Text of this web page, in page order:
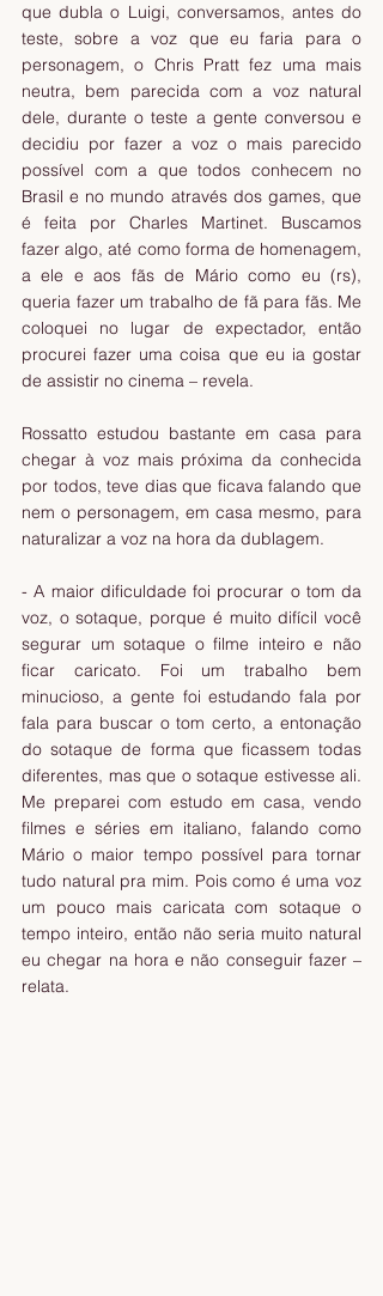
que dubla o Luigi, conversamos, antes do
teste, sobre a voz que eu faria para o
personagem, o Chris Pratt fez uma mais
neutra, bem parecida com a voz natural
dele, durante o teste a gente conversou e
decidiu por fazer a voz o mais parecido
possível com a que todos conhecem no
Brasil e no mundo através dos games, que
é feita por Charles Martinet. Buscamos
fazer algo, até como forma de homenagem,
a ele e aos fãs de Mário como eu (rs),
queria fazer um trabalho de fã para fãs. Me
coloquei no lugar de expectador, então
procurei fazer uma coisa que eu ia gostar
de assistir no cinema – revela.
Rossatto estudou bastante em casa para
chegar à voz mais próxima da conhecida
por todos, teve dias que ficava falando que
nem o personagem, em casa mesmo, para
naturalizar a voz na hora da dublagem.
- A maior dificuldade foi procurar o tom da
voz, o sotaque, porque é muito difícil você
segurar um sotaque o filme inteiro e não
ficar caricato. Foi um trabalho bem
minucioso, a gente foi estudando fala por
fala para buscar o tom certo, a entonação
do sotaque de forma que ficassem todas
diferentes, mas que o sotaque estivesse ali.
Me preparei com estudo em casa, vendo
filmes e séries em italiano, falando como
Mário o maior tempo possível para tornar
tudo natural pra mim. Pois como é uma voz
um pouco mais caricata com sotaque o
tempo inteiro, então não seria muito natural
eu chegar na hora e não conseguir fazer –
relata.